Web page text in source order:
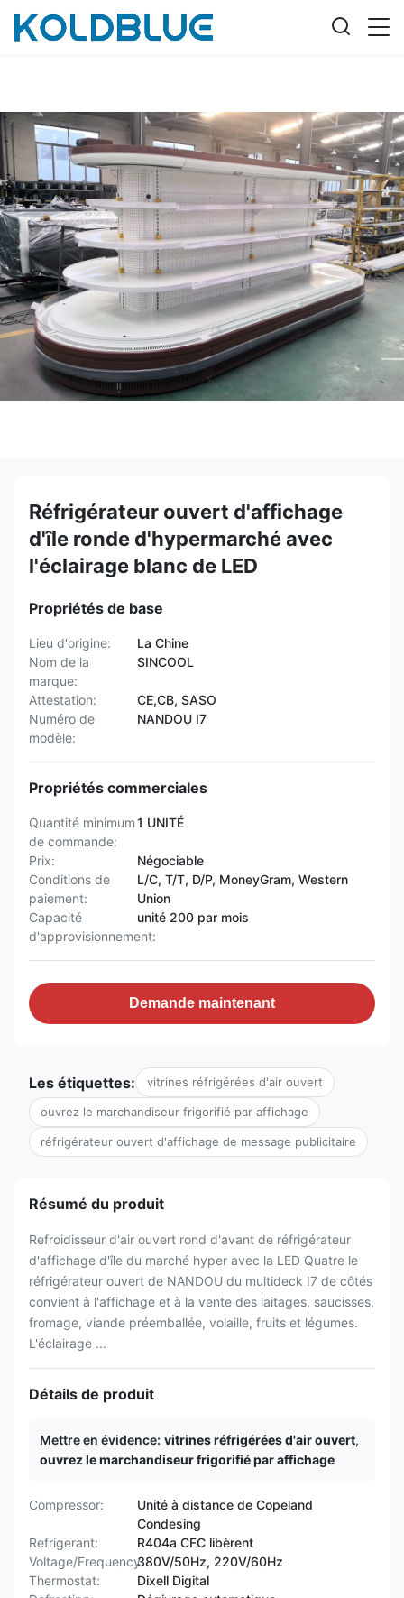
Réfrigérateur ouvert d'affichage
d'île ronde d'hypermarché avec
l'éclairage blanc de LED
Propriétés de base
Lieu d'origine:
La Chine
Nom de la
marque:
SINCOOL
Attestation:
CE,CB, SASO
Numéro de
modèle:
NANDOU I7
Propriétés commerciales
Quantité minimum
de commande:
1 UNITÉ
Prix:
Négociable
Conditions de
paiement:
L/C, T/T, D/P, MoneyGram, Western
Union
Capacité
d'approvisionnement:
unité 200 par mois
Demande maintenant
Les étiquettes: vitrines réfrigérées d'air ouvert
ouvrez le marchandiseur frigorifié par affichage
réfrigérateur ouvert d'affichage de message publicitaire
Résumé du produit
Refroidisseur d'air ouvert rond d'avant de réfrigérateur
d'affichage d'île du marché hyper avec la LED Quatre le
réfrigérateur ouvert de NANDOU du multideck I7 de côtés
convient à l'affichage et à la vente des laitages, saucisses,
fromage, viande préemballée, volaille, fruits et légumes.
L'éclairage ...
Détails de produit
Mettre en évidence: vitrines réfrigérées d'air ouvert,
ouvrez le marchandiseur frigorifié par affichage
Compressor:
Unité à distance de Copeland
Condesing
Refrigerant:
R404a CFC libèrent
Voltage/Frequency:380V/50Hz, 220V/60Hz
Thermostat:
Dixell Digital